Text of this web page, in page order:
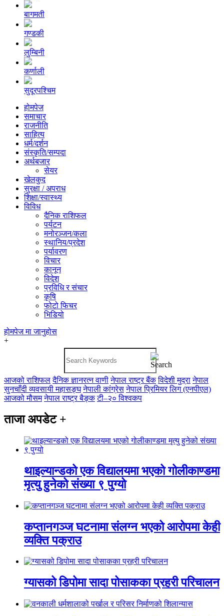
बागमती
गण्डकी
लुम्बिनी
कर्णाली
सुदूरपश्चिम
होमपेज
समाचार
राजनीति
साहित्य
धर्म/दर्शन
संस्कृति/सम्पदा
अर्थबजार
सेयर
खेलकुद
सुरक्षा / अपराध
शिक्षा/स्वास्थ्य
विविध
दैनिक राशिफल
पर्यटन
मनोरञ्जन/कला
स्थानिय/प्रदेश
पर्यावरण
विचार
कानून
विदेश
प्रविधि र संचार
कृषि
फोटो फिचर
भिडियो
होमपेज मा जानुहोस
+
आजको राशिफल दैनिक ज्ञानरत्न वाणी नेपाल राष्ट्र बैंक विदेशी मुद्रा नेपाल
सुनचाँदी व्यवसायी महासङ्घ नेपाली कांग्रेस नेपाल प्रिमियर लिग (एनपीएल)
आजको मौसम नेपाल राष्ट्र बैङ्क टी–२० विश्वकप
ताजा अपडेट +
थाइल्यान्डको एक विद्यालयमा भएको गोलीकाण्डमा
मृत्यु हुनेको संख्या ९ पुग्यो
कप्तानगञ्ज घटनामा संलग्न भएको आरोपमा केही
व्यक्ति पक्राउ
ग्यासको डिपोमा सादा पोसाकका प्रहरी परिचालन